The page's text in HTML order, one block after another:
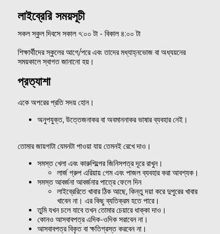
লাইব্রেরি সময়সূচী
সকল স্কুল দিবসে সকাল ৭:০০ টা - বিকাল ৪:০০ টা
শিক্ষার্থীদের স্কুলের আগে/পরে এবং তাদের মধ্যাহ্নভোজ বা অধ্যয়নের
সময়কালে স্বাগত জানানো হয়।
প্রত্যাশা
একে অপরের প্রতি সদয় হোন।
অনুপযুক্ত, উত্তেজনাকর বা অবমাননাকর ভাষার ব্যবহার নেই।
তোমার জায়গাটা যেমনটা পাওয়া যায় তেমনই রেখে দাও।
সমস্ত খেলা এবং কারুশিল্পের জিনিসপত্র দূরে রাখুন।
লার্জ গ্রুপ এরিয়ায় গেম এবং পাজল ব্যবহার করা আবশ্যক।
সমস্ত আবর্জনা আবর্জনার পাত্রে ফেলে দিন
লাইব্রেরিতে খাবার ঠিক আছে, কিন্তু দয়া করে দুপুরের খাবার
খাবেন না। এর কিছু ব্যতিক্রম হতে পারে।
তুমি যখন চলে যাবে তখন তোমার চেয়ারে ধাক্কা দাও।
কোনও আসবাবপত্র এদিক-ওদিক সরাবেন না।
আসবাবপত্র বিকৃত বা ক্ষতিগ্রস্ত করবেন না।